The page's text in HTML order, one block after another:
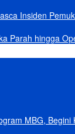
Insiden
Parah hingga
MBG, Begini